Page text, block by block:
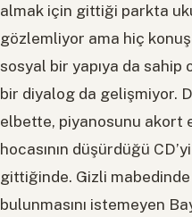
almak için gittiği parkta
gözlemliyor ama hiç
sosyal bir yapıya da sahip
bir diyalog da gelişmiyor.
elbette, piyanosunu akort
hocasının düşürdüğü
gittiğinde. Gizli
bulunmasını istemeyen